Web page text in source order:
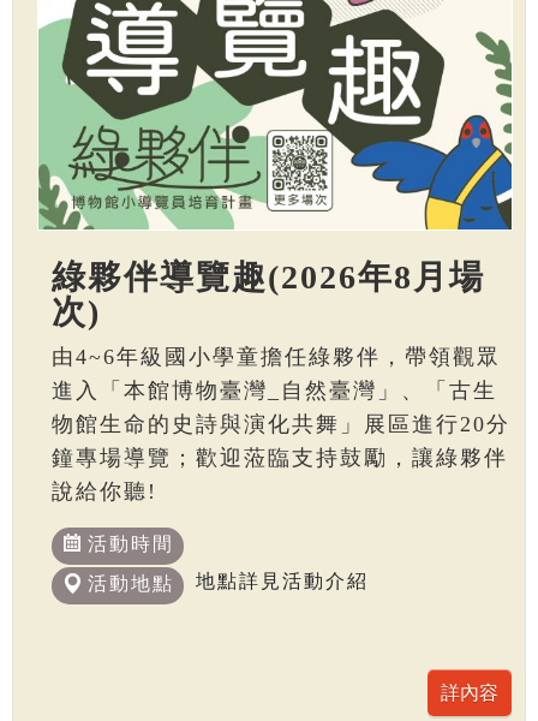
綠夥伴導覽趣(2026年8月場
次)
由4~6年級國小學童擔任綠夥伴，帶領觀眾
進入「本館博物臺灣_自然臺灣」、「古生
物館生命的史詩與演化共舞」展區進行20分
鐘專場導覽；歡迎蒞臨支持鼓勵，讓綠夥伴
說給你聽!
活動時間
活動地點
地點詳見活動介紹